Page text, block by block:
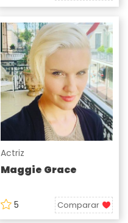
Actriz
Maggie Grace
5 Comparar